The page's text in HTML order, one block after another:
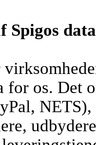
Spigos data
for os. Det